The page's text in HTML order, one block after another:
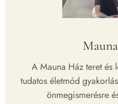
A Mauna Ház teret és
tudatos életmód
önmegismerésre